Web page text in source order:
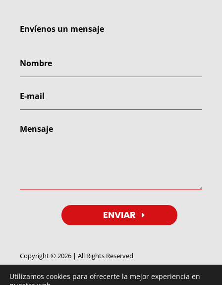
Envíenos un mensaje
ENVIAR
Copyright © 2026 | All Rights Reserved
Utilizamos cookies para ofrecerte la mejor experiencia en